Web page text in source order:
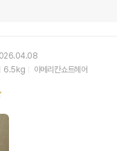
6.5kg 아메리칸쇼트헤어